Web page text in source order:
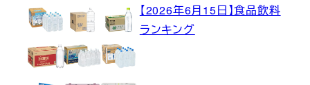
【2026年6月15日】食品飲料
ランキング